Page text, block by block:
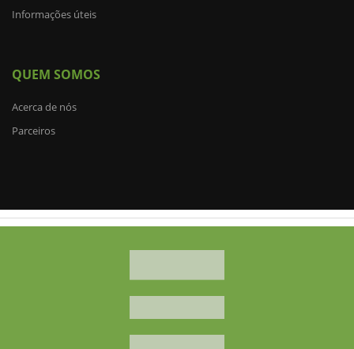
Informações úteis
QUEM SOMOS
Acerca de nós
Parceiros